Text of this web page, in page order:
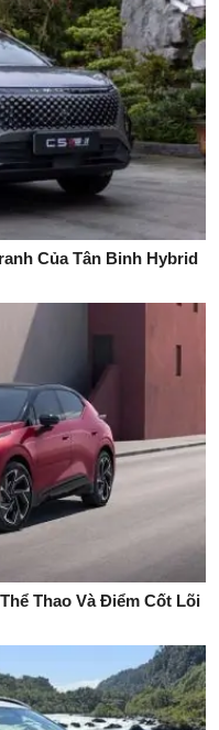
Của Tân Binh Hybrid
Thao Và Điểm Cốt Lõi